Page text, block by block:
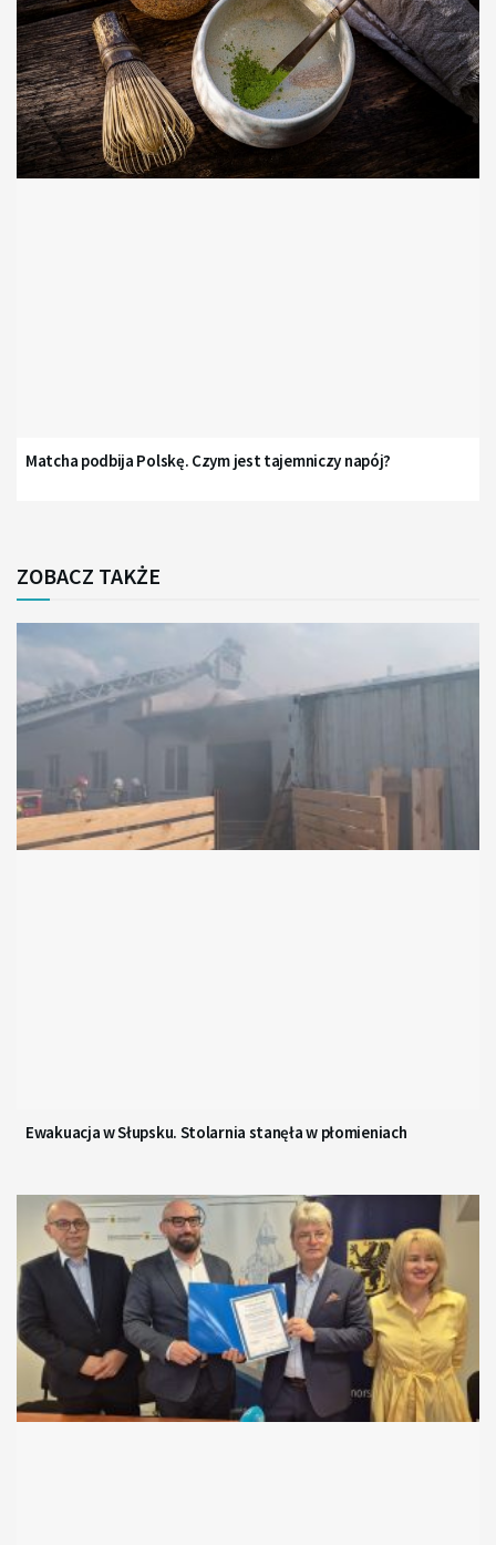
Matcha podbija Polskę. Czym jest tajemniczy napój?
ZOBACZ TAKŻE
Ewakuacja w Słupsku. Stolarnia stanęła w płomieniach